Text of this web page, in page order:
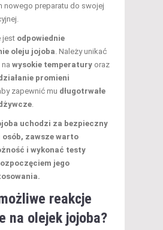
nowego preparatu do swojej
jest odpowiednie
oleju jojoba . Należy unikać
wysokie temperatury oraz
promieni
aby zapewnić mu długotrwałe
uchodzi za bezpieczny
osób, zawsze warto
i wykonać testy
jego
reakcje
na olejek jojoba?